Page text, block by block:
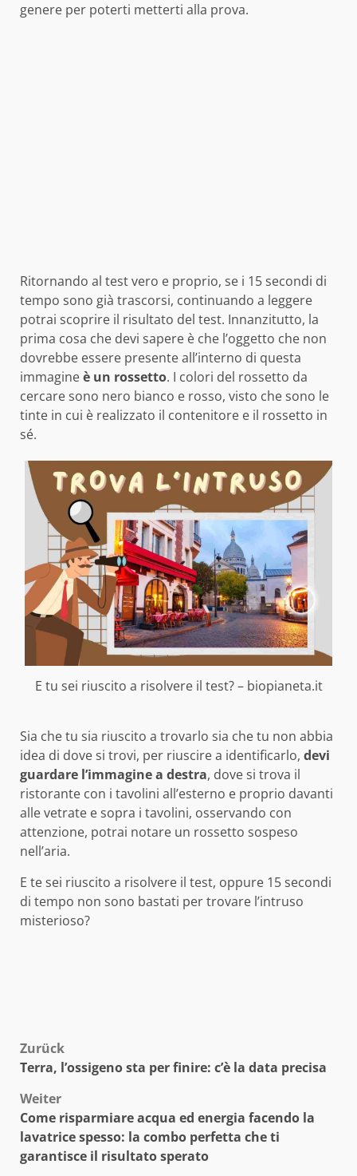
genere per poterti metterti alla prova.
Ritornando al test vero e proprio, se i 15 secondi di
tempo sono già trascorsi, continuando a leggere
potrai scoprire il risultato del test. Innanzitutto, la
prima cosa che devi sapere è che l’oggetto che non
dovrebbe essere presente all’interno di questa
immagineè un rossetto. I colori del rossetto da
cercare sono nero bianco e rosso, visto che sono le
tinte in cui è realizzato il contenitore e il rossetto in
sé.
E tu sei riuscito a risolvere il test? – biopianeta.it
Sia che tu sia riuscito a trovarlo sia che tu non abbia
idea di dove si trovi, per riuscire a identificarlo, devi
guardare l’immagine a destra, dove si trova il
ristorante con i tavolini all’esterno e proprio davanti
alle vetrate e sopra i tavolini, osservando con
attenzione, potrai notare un rossetto sospeso
nell’aria.
E te sei riuscito a risolvere il test, oppure 15 secondi
di tempo non sono bastati per trovare l’intruso
misterioso?
Beitragsnavigation
Zurück
Terra, l’ossigeno sta per finire: c’è la data precisa
Weiter
Come risparmiare acqua ed energia facendo la
lavatrice spesso: la combo perfetta che ti
garantisce il risultato sperato